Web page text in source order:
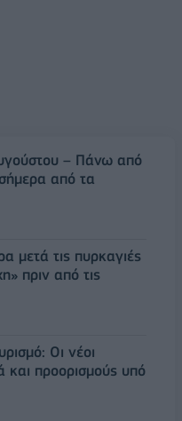
– Πάνω από
από τα
μετά τις πυρκαγιές
πριν από τις
Οι νέοι
και προορισμούς υπό